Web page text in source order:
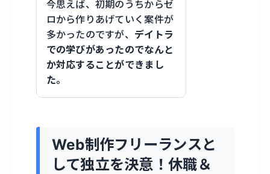
今思えば、初期のうちからゼ
ロから作りあげていく案件が
多かったのですが、 デイトラ
での学びがあったのでなんと
か対応することができまし
た。
Web制作フリーランスと
して独立を決意！休職＆